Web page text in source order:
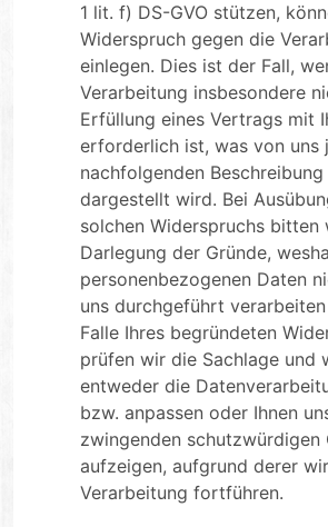
1 lit. f) DS-GVO stützen,
Widerspruch gegen die
einlegen. Dies ist der Fall,
Verarbeitung insbesondere
Erfüllung eines Vertrags mit
erforderlich ist, was von uns
nachfolgenden
dargestellt wird. Bei
solchen Widerspruchs bitten
Darlegung der Gründe,
personenbezogenen Daten
uns durchgeführt
Falle Ihres begründeten
prüfen wir die Sachlage und
entweder die
bzw. anpassen oder Ihnen
zwingenden schutzwürdigen
aufzeigen, aufgrund derer
Verarbeitung fortführen.